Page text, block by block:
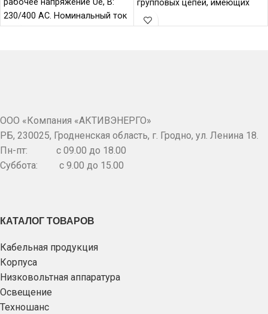
рабочее напряжение Ue, B:
230/400 AC. Номинальный ток
In, A:
групповых цепей, имеющих
различную нагрузку: –
ООО «Компания «АКТИВЭНЕРГО»
РБ, 230025, Гродненская область, г. Гродно, ул. Ленина 18.
Пн-пт: c 09.00 до 18.00
Суббота: с 9.00 до 15.00
КАТАЛОГ ТОВАРОВ
Кабельная продукция
Корпуса
Низковольтная аппаратура
Освещение
Техношанс